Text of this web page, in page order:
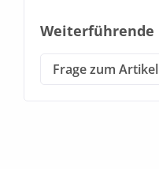
Weiterführende
Frage zum Artikel